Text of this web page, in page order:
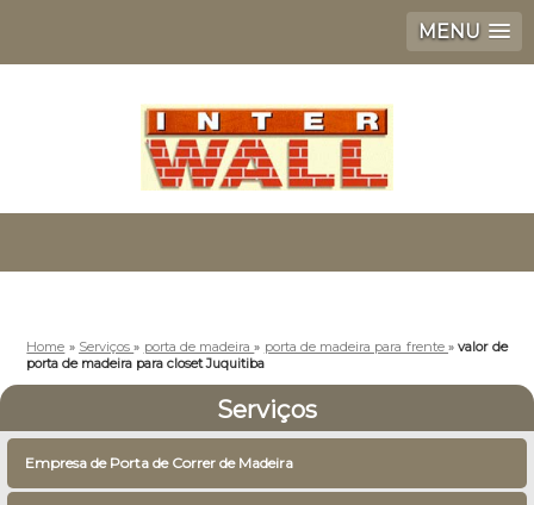
MENU
Home » Serviços» porta de madeira» porta de madeira para frente»valor de
porta de madeira para closet Juquitiba
Serviços
Empresa de Porta de Correr de Madeira